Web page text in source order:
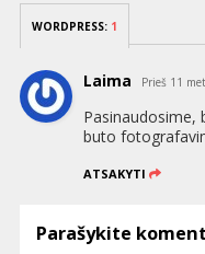
WORDPRESS: 1
Laima Prieš 11
Pasinaudosime,
buto
ATSAKYTI
Parašykite